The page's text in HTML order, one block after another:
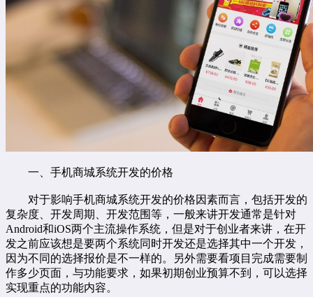
一、手机商城系统开发的价格
对于影响手机商城系统开发的价格因素而言，包括开发的
复杂度、开发周期、开发范围等，一般来讲开发通常是针对
Android和iOS两个主流操作系统，但是对于创业者来讲，在开
发之前应该想是要两个系统同时开发还是选择其中一个开发，
因为不同的选择报价是不一样的。另外需要看项目完成需要制
作多少页面，与功能要求，如果初期创业预算不到，可以选择
实现重点的功能内容。